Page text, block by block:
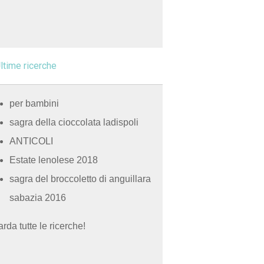
ricerche
per bambini
sagra della cioccolata ladispoli
ANTICOLI
Estate lenolese 2018
sagra del broccoletto di anguillara
sabazia 2016
tutte le ricerche!